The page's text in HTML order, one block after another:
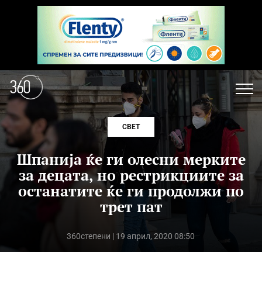
СВЕТ
Шпанија ќе ги олесни мерките
за децата, но рестрикциите за
останатите ќе ги продолжи по
трет пат
360степени | 19 април, 2020 08:50